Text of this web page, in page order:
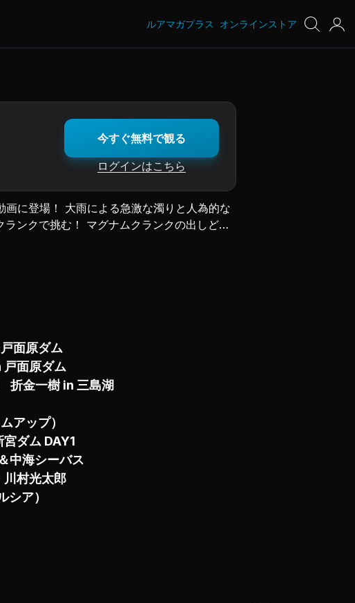
ルアマガプラス オンラインストア
今すぐ無料で観る
ログインはこちら
に登場！ 大雨による急激な濁りと人為的な
ンクで挑む！ マグナムクランクの出しどこ
面原ダム
戸面原ダム
金一樹 in 三島湖
アップ）
ダム DAY1
中海シーバス
村光太郎
ア）